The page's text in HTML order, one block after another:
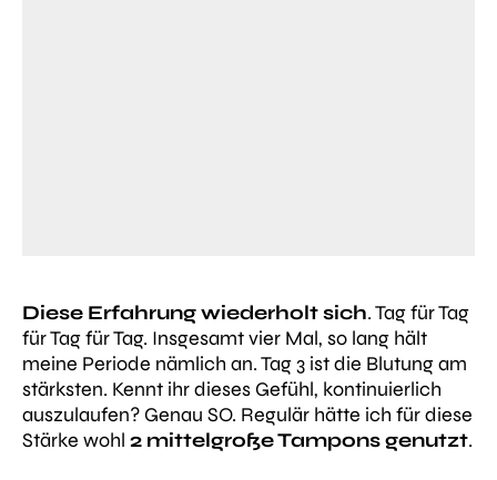
Diese Erfahrung wiederholt sich. Tag für Tag
für Tag für Tag. Insgesamt vier Mal, so lang hält
meine Periode nämlich an. Tag 3 ist die Blutung am
stärksten. Kennt ihr dieses Gefühl, kontinuierlich
auszulaufen? Genau SO. Regulär hätte ich für diese
Stärke wohl 2 mittelgroße Tampons genutzt.